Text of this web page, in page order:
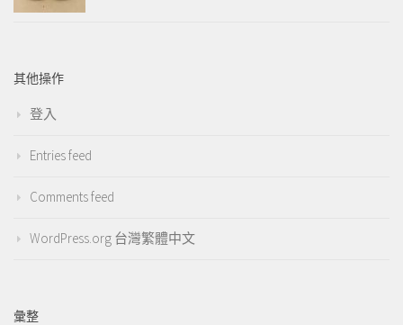
其他操作
登入
Entries feed
Comments feed
WordPress.org 台灣繁體中文
彙整